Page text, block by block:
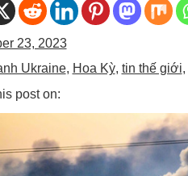
23, 2023
Ukraine, Hoa Kỳ, tin thế giới,
post on: